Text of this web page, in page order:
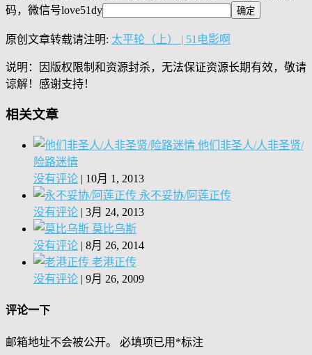
码，微信号love51dy
原创文章转载请注明: 太平轮（上） | 51电影啊
说明：因版权限制和资源封杀，无法保证资源长期有效，敬请
谅解！感谢支持！
相关文章
他们非圣人/人非圣贤/
险路迷情
没有评论 | 10月 1, 2013
永不妥协/阿莲正传
没有评论 | 3月 24, 2013
莫比乌斯
没有评论 | 8月 26, 2014
老港正传
没有评论 | 9月 26, 2009
评论一下
邮箱地址不会被公开。 必填项已用 *标注